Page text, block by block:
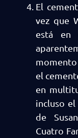
El
vez que
está en
momento
el
en
incluso
de
Cuatro